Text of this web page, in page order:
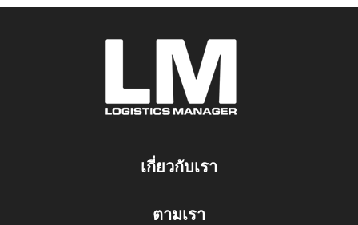
เกี่ยวกับเรา
ตามเรา